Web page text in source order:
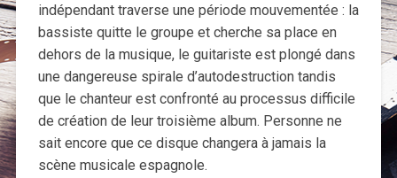
indépendant traverse une période mouvementée : la
bassiste quitte le groupe et cherche sa place en
dehors de la musique, le guitariste est plongé dans
une dangereuse spirale d’autodestruction tandis
que le chanteur est confronté au processus difficile
de création de leur troisième album. Personne ne
sait encore que ce disque changera à jamais la
scène musicale espagnole.